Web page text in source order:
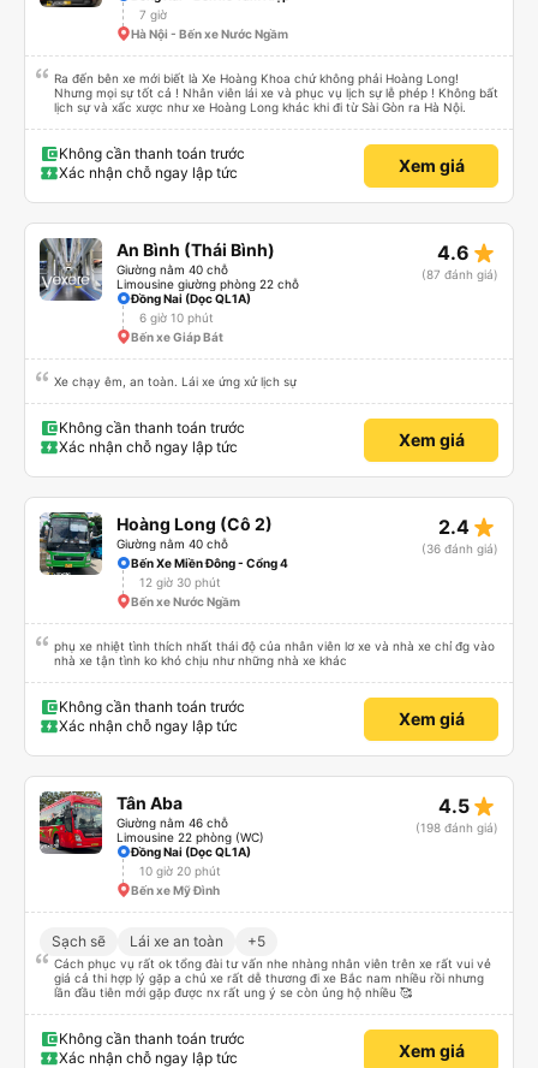
7 giờ
Hà Nội - Bến xe Nước Ngầm
Ra đến bên xe mới biết là Xe Hoàng Khoa chứ không phải Hoàng Long!
Nhưng mọi sự tốt cả ! Nhân viên lái xe và phục vụ lịch sự lễ phép ! Không bất
lịch sự và xấc xược như xe Hoàng Long khác khi đi từ Sài Gòn ra Hà Nội.
Không cần thanh toán trước
Xác nhận chỗ ngay lập tức
Xem giá
An Bình (Thái Bình)
Giường nằm 40 chỗ
Limousine giường phòng 22 chỗ
4.6 star_rate
(87 đánh giá)
Đồng Nai (Dọc QL1A)
6 giờ 10 phút
Bến xe Giáp Bát
Xe chạy êm, an toàn. Lái xe ứng xử lịch sự
Không cần thanh toán trước
Xác nhận chỗ ngay lập tức
Xem giá
Hoàng Long (Cô 2)
Giường nằm 40 chỗ
2.4 star_rate
(36 đánh giá)
Bến Xe Miền Đông - Cổng 4
12 giờ 30 phút
Bến xe Nước Ngầm
phụ xe nhiệt tình thích nhất thái độ của nhân viên lơ xe và nhà xe chỉ đg vào
nhà xe tận tình ko khó chịu như những nhà xe khác
Không cần thanh toán trước
Xác nhận chỗ ngay lập tức
Xem giá
Tân Aba
Giường nằm 46 chỗ
Limousine 22 phòng (WC)
4.5 star_rate
(198 đánh giá)
Đồng Nai (Dọc QL1A)
10 giờ 20 phút
Bến xe Mỹ Đình
Sạch sẽ Lái xe an toàn +5
Cách phục vụ rất ok tổng đài tư vấn nhe nhàng nhân viên trên xe rất vui vẻ
giá cả thi hợp lý gặp a chủ xe rất dễ thương đi xe Bắc nam nhiều rồi nhưng
lần đầu tiên mới gặp được nx rất ung ý se còn ủng hộ nhiều 🥰
Không cần thanh toán trước
Xác nhận chỗ ngay lập tức
Xem giá